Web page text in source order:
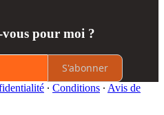
pour moi ?
S'abonner
∙ Conditions ∙ Avis de